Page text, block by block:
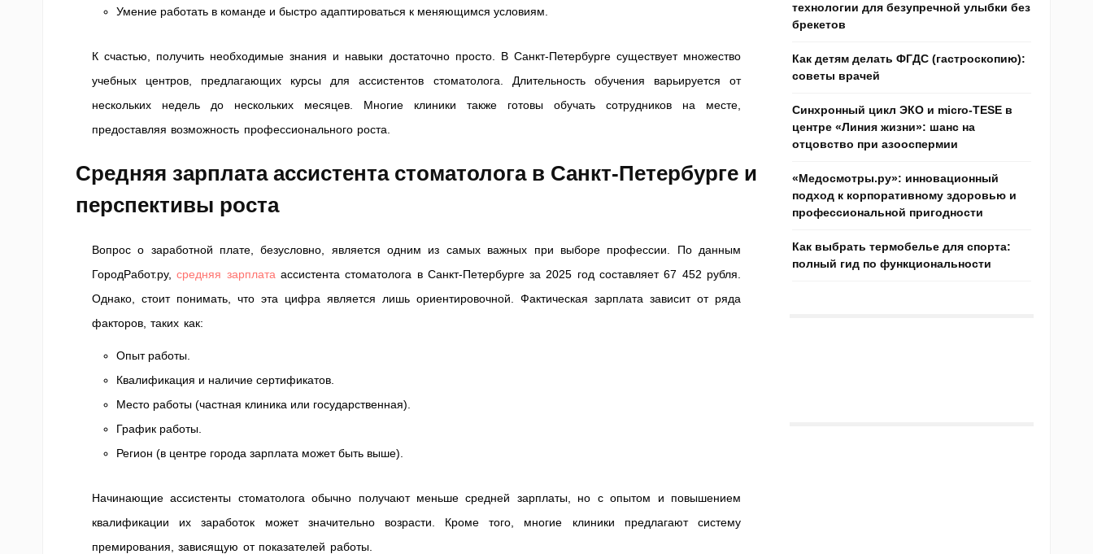
Умение работать в команде и быстро адаптироваться к меняющимся условиям.
К счастью, получить необходимые знания и навыки достаточно просто. В Санкт-Петербурге существует множество
учебных центров, предлагающих курсы для ассистентов стоматолога. Длительность обучения варьируется от
нескольких недель до нескольких месяцев. Многие клиники также готовы обучать сотрудников на месте,
предоставляя возможность профессионального роста.
Средняя зарплата ассистента стоматолога в Санкт-Петербурге и
перспективы роста
Вопрос о заработной плате, безусловно, является одним из самых важных при выборе профессии. По данным
ГородРабот.ру,средняя зарплата ассистента стоматолога в Санкт-Петербурге за 2025 год составляет 67 452 рубля.
Однако, стоит понимать, что эта цифра является лишь ориентировочной. Фактическая зарплата зависит от ряда
факторов, таких как:
Опыт работы.
Квалификация и наличие сертификатов.
Место работы (частная клиника или государственная).
График работы.
Регион (в центре города зарплата может быть выше).
Начинающие ассистенты стоматолога обычно получают меньше средней зарплаты, но с опытом и повышением
квалификации их заработок может значительно возрасти. Кроме того, многие клиники предлагают систему
премирования, зависящую от показателей работы.
технологии для безупречной улыбки без
брекетов
Как детям делать ФГДС (гастроскопию):
советы врачей
Синхронный цикл ЭКО и micro-TESE в
центре «Линия жизни»: шанс на
отцовство при азооспермии
«Медосмотры.ру»: инновационный
подход к корпоративному здоровью и
профессиональной пригодности
Как выбрать термобелье для спорта:
полный гид по функциональности